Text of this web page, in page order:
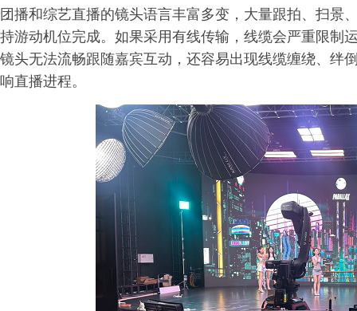
团播和综艺直播的镜头语言丰富多变，大量跟拍、扫景
持游动机位完成。如果采用有线传输，线缆会严重限
镜头无法流畅跟随嘉宾互动，还容易出现线缆缠绕、绊
响直播进程。